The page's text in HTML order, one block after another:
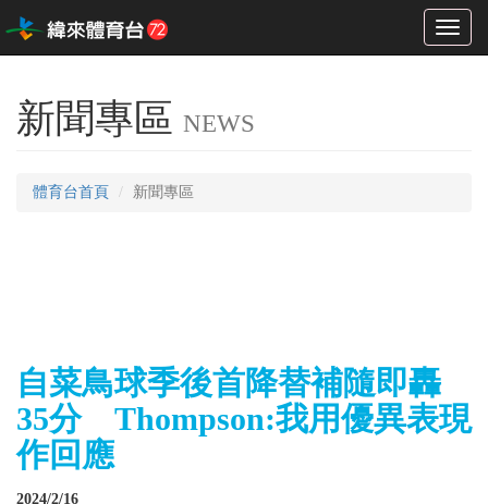
Toggle
新聞專區 NEWS
體育台首頁 新聞專區
自菜鳥球季後首降替補隨即轟
35分 Thompson:我用優異表現
作回應
2024/2/16